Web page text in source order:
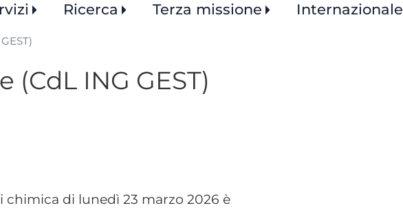
Ricerca Terza missione Internazionale
(CdL ING GEST)
chimica di lunedì 23 marzo 2026 è